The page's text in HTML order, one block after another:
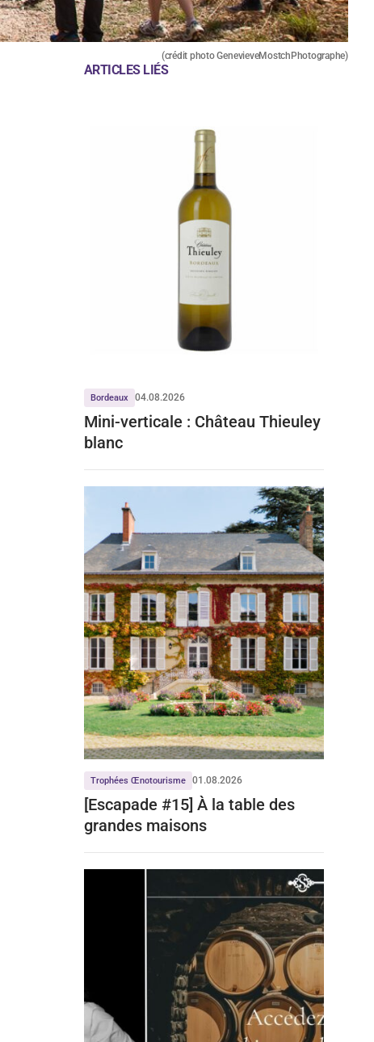
(crédit photo GenevieveMostchPhotographe)
ARTICLES LIÉS
Bordeaux 04.08.2026
Mini-verticale : Château Thieuley
blanc
Trophées Œnotourisme 01.08.2026
[Escapade #15] À la table des
grandes maisons